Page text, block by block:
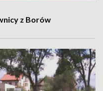
z Borów